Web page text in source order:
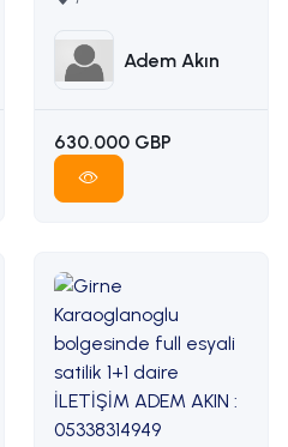
satılık arazi İLETİŞİM
ADEM AKIN
Adem Akın
630.000 GBP